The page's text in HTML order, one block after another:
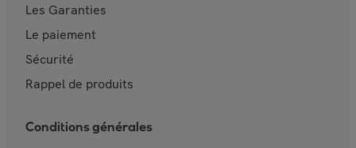
Les Garanties
Le paiement
Sécurité
Rappel de produits
Conditions générales